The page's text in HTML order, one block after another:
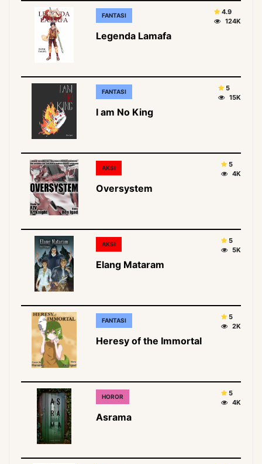
FANTASI
Legenda Lamafa
4.9
124K
FANTASI
I am No King
5
15K
AKSI
Oversystem
5
4K
AKSI
Elang Mataram
5
5K
FANTASI
Heresy of the Immortal
5
2K
HOROR
Asrama
5
4K